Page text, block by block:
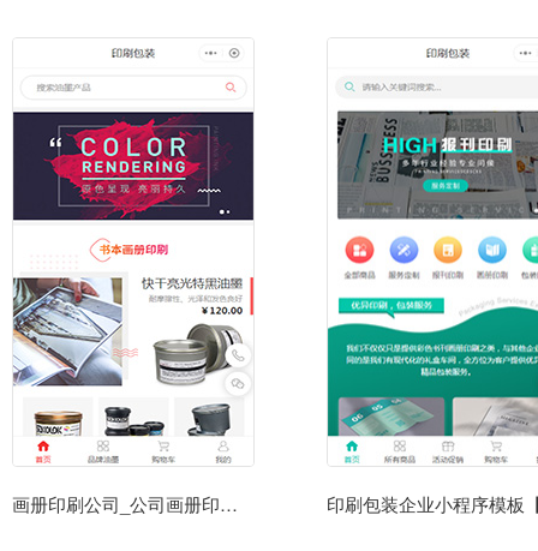
画册印刷公司_公司画册印刷厂商城小程序模板